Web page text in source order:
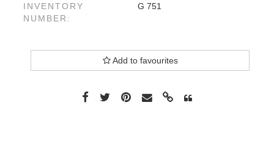
INVENTORY
NUMBER:
G 751
Add to favourites